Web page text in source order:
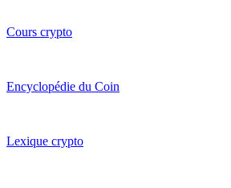
Cours crypto
Encyclopédie du Coin
Lexique crypto